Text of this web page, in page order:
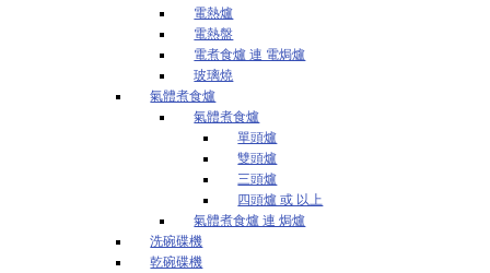
電熱爐
電熱盤
電煮食爐 連 電焗爐
玻璃燒
氣體煮食爐
氣體煮食爐
單頭爐
雙頭爐
三頭爐
四頭爐 或 以上
氣體煮食爐 連 焗爐
洗碗碟機
乾碗碟機